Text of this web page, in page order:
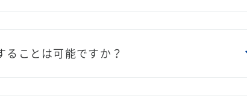
ことは可能ですか？